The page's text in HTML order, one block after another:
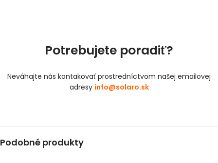
Potrebujete poradiť?
Neváhajte nás kontakovať prostredníctvom našej emailovej
adresy info@solaro.sk
Podobné produkty